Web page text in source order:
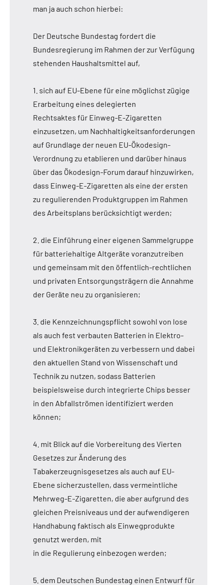
man ja auch schon hierbei:
Der Deutsche Bundestag fordert die
Bundesregierung im Rahmen der zur Verfügung
stehenden Haushaltsmittel auf,
1. sich auf EU-Ebene für eine möglichst zügige
Erarbeitung eines delegierten
Rechtsaktes für Einweg-E-Zigaretten
einzusetzen, um Nachhaltigkeitsanforderungen
auf Grundlage der neuen EU-Ökodesign-
Verordnung zu etablieren und darüber hinaus
über das Ökodesign-Forum darauf hinzuwirken,
dass Einweg-E-Zigaretten als eine der ersten
zu regulierenden Produktgruppen im Rahmen
des Arbeitsplans berücksichtigt werden;
2. die Einführung einer eigenen Sammelgruppe
für batteriehaltige Altgeräte voranzutreiben
und gemeinsam mit den öffentlich-rechtlichen
und privaten Entsorgungsträgern die Annahme
der Geräte neu zu organisieren;
3. die Kennzeichnungspflicht sowohl von lose
als auch fest verbauten Batterien in Elektro-
und Elektronikgeräten zu verbessern und dabei
den aktuellen Stand von Wissenschaft und
Technik zu nutzen, sodass Batterien
beispielsweise durch integrierte Chips besser
in den Abfallströmen identifiziert werden
können;
4. mit Blick auf die Vorbereitung des Vierten
Gesetzes zur Änderung des
Tabakerzeugnisgesetzes als auch auf EU-
Ebene sicherzustellen, dass vermeintliche
Mehrweg-E-Zigaretten, die aber aufgrund des
gleichen Preisniveaus und der aufwendigeren
Handhabung faktisch als Einwegprodukte
genutzt werden, mit
in die Regulierung einbezogen werden;
5. dem Deutschen Bundestag einen Entwurf für